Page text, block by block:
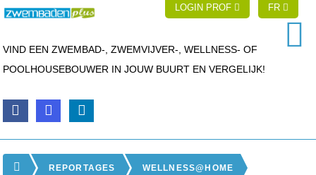
LOGIN PROF FR
VIND EEN ZWEMBAD-, ZWEMVIJVER-, WELLNESS- OF
POOLHOUSEBOUWER IN JOUW BUURT EN VERGELIJK!
REPORTAGES WELLNESS@HOME